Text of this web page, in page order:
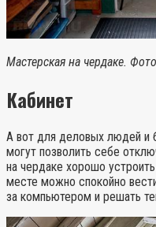
Мастерская на чердаке.
Кабинет
А вот для деловых людей и
могут позволить себе
на чердаке хорошо
месте можно спокойно
за компьютером и решать